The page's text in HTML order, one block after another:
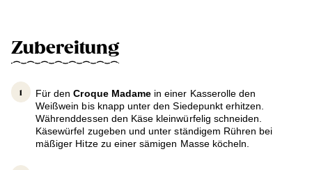
Zubereitung
Für denCroque Madame in einer Kasserolle den
Weißwein bis knapp unter den Siedepunkt erhitzen.
Währenddessen den Käse kleinwürfelig schneiden.
Käsewürfel zugeben und unter ständigem Rühren bei
mäßiger Hitze zu einer sämigen Masse köcheln.